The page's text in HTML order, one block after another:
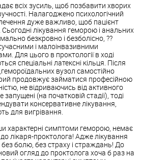
всіх зусиль, щоб позбавити хворих
Налагоджено психологічний
дуже важливо, щоб пацієнт
Сьогодні лікування геморою і анальних
безкровно і безболісно, ??
і малоінвазивними
Для цього в проктології в ході
спеціальні латексні кільця. Після
вузол самостійно
продовжує займатися професійною
не відриваючись від активного
(на початковій стадії), тоді
консервативне лікування,
для вигрівання.
характерні симптоми геморою, немає
лікаря-проктолога! Адже лікування
болю, без страху і страждань! До
огляд до проктолога хоча б раз на